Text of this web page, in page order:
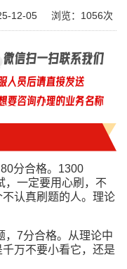
12-05 浏览： 1056次
分合格。1300
，一定要用心刷，不
认真刷题的人。理论
，7分合格。从理论中
万不要小看它，还是